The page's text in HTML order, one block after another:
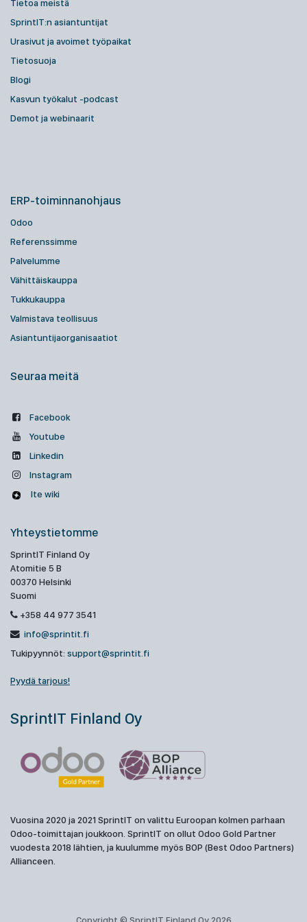
Tietoa meistä
SprintIT:n asiantuntijat
Urasivut ja avoimet työpaikat
Tietosuoja
Blogi
Kasvun työkalut -podcast
Demot ja webinaarit
ERP-toiminnanohjaus
Odoo
Referenssimme
Palvelumme
Vähittäiskauppa
Tukkukauppa
Valmistava teollisuus
Asiantuntijaorganisaatiot
Seuraa meitä
Facebook
Youtube
Linkedin
Instagram
Ite wiki
Yhteystietomme
SprintIT Finland Oy
Atomitie 5 B
00370 Helsinki
Suomi
+358 44 977 3541
info@sprintit.fi
Tukipyynnöt: support@sprintit.fi
Pyydä tarjous!
SprintIT Finland Oy
Vuosina 2020 ja 2021 SprintIT on valittu Euroopan kolmen parhaan
Odoo-toimittajan joukkoon. SprintIT on ollut Odoo Gold Partner
vuodesta 2018 lähtien, ja kuulumme myös BOP (Best Odoo Partners)
Allianceen.
Copyright © SprintIT Finland Oy 2026